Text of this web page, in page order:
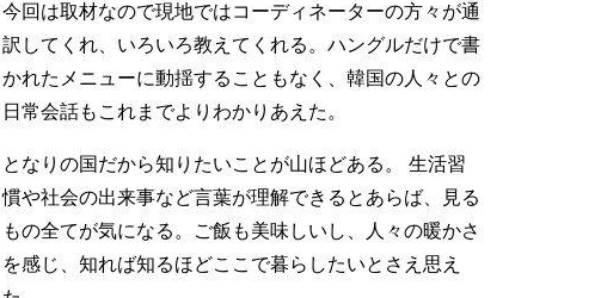
今回は取材なので現地ではコーディネーターの方々が通
訳してくれ、いろいろ教えてくれる。ハングルだけで書
かれたメニューに動揺することもなく、韓国の人々との
日常会話もこれまでよりわかりあえた。
となりの国だから知りたいことが山ほどある。 生活習
慣や社会の出来事など言葉が理解できるとあらば、見る
もの全てが気になる。ご飯も美味しいし、人々の暖かさ
を感じ、知れば知るほどここで暮らしたいとさえ思え